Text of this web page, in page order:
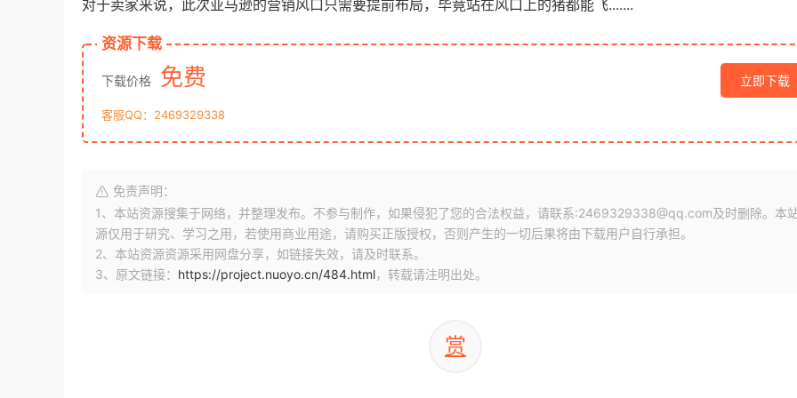
对于卖家来说，此次亚马逊的营销风口只需要提前布局，毕竟站在风口上的猪都能飞.......
资源下载
下载价格 免费 立即下载
客服QQ：2469329338
免责声明：
1、本站资源搜集于网络，并整理发布。不参与制作，如果侵犯了您的合法权益，请联系:2469329338@qq.com及时删除。本
源仅用于研究、学习之用，若使用商业用途，请购买正版授权，否则产生的一切后果将由下载用户自行承担。
2、本站资源资源采用网盘分享，如链接失效，请及时联系。
3、原文链接： https://project.nuoyo.cn/484.html，转载请注明出处。
赏